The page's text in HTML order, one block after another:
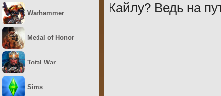
Кайлу? Ведь на
Warhammer
Medal of Honor
Total War
Sims